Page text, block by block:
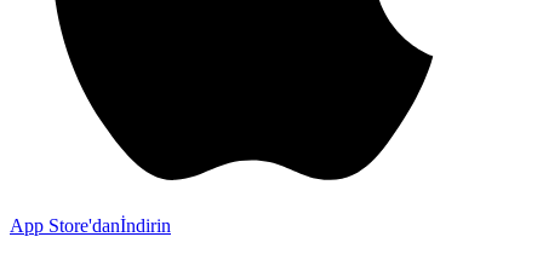
App Store'danİndirin